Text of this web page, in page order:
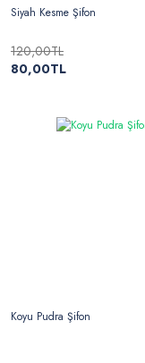
Siyah Kesme Şifon
120,00TL
80,00TL
Koyu Pudra Şifon